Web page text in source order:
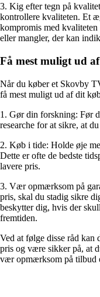
3. Kig efter tegn på
kontrollere kvaliteten. Et
kompromis med
eller mangler, der kan
Få mest muligt ud
Når du køber et Skovby
få mest muligt ud af dit
1. Gør din forskning: Før
researche for at sikre, at
2. Køb i tide: Holde øje
Dette er ofte de bedste
lavere pris.
3. Vær opmærksom på
pris, skal du stadig sikre
beskytter dig, hvis der
fremtiden.
Ved at følge disse råd
pris og være sikker på, at
vær opmærksom på tilbud